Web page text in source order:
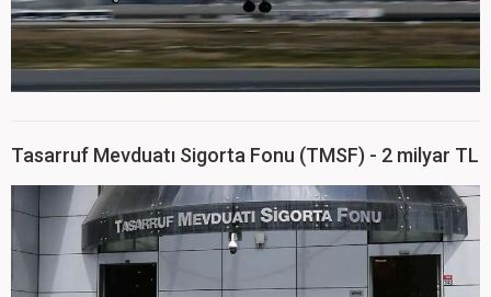
Tasarruf Mevduatı Sigorta Fonu (TMSF) - 2 milyar TL